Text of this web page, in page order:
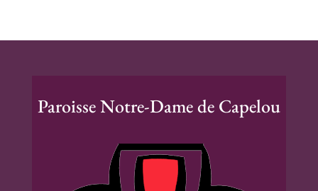
Paroisse Notre-Dame de Capelou